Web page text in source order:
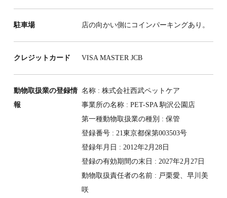
駐車場 店の向かい側にコインパーキングあり。
クレジットカード VISA MASTER JCB
動物取扱業の登録情
報
名称 : 株式会社西武ペットケア
事業所の名称 : PET-SPA 駒沢公園店
第一種動物取扱業の種別 : 保管
登録番号 : 21東京都保第003503号
登録年月日 : 2012年2月28日
登録の有効期間の末日 : 2027年2月27日
動物取扱責任者の名前 : 戸栗愛、早川美
咲